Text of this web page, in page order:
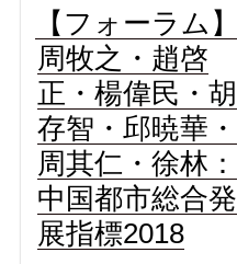
【フォーラム】
周牧之・趙啓
正・楊偉民・胡
存智・邱暁華・
周其仁・徐林：
中国都市総合発
展指標2018